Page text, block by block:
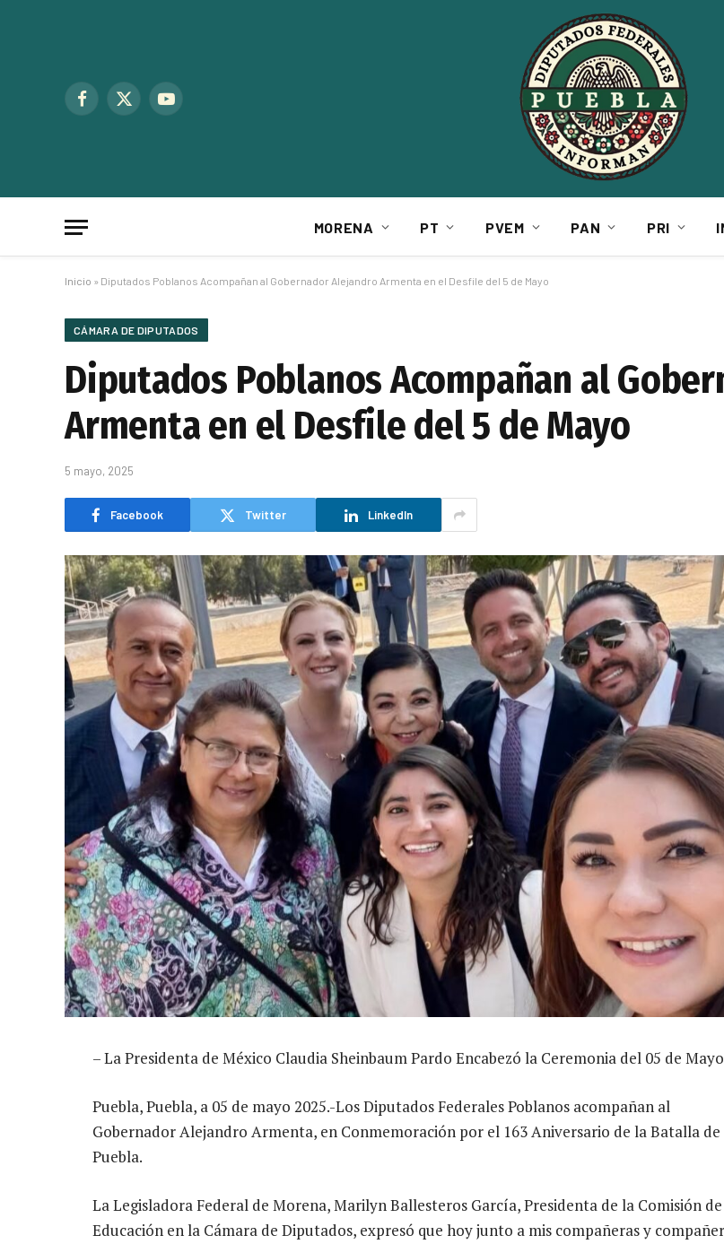
Facebook
X
YouTube
MORENA PT PVEM PAN PRI
Inicio » Diputados Poblanos Acompañan al Gobernador Alejandro Armenta en el Desfile del 5 de Mayo
CÁMARA DE DIPUTADOS
Diputados Poblanos Acompañan al
Armenta en el Desfile del 5 de Mayo
5 mayo, 2025
Facebook Twitter LinkedIn
– La Presidenta de México Claudia Sheinbaum Pardo Encabezó la Ceremonia del 05 de
Puebla, Puebla, a 05 de mayo 2025.-Los Diputados Federales Poblanos acompañan al
Gobernador Alejandro Armenta, en Conmemoración por el 163 Aniversario de la Batalla de
Puebla.
La Legisladora Federal de Morena, Marilyn Ballesteros García, Presidenta de la Comisión de
Educación en la Cámara de Diputados, expresó que hoy junto a mis compañeras y